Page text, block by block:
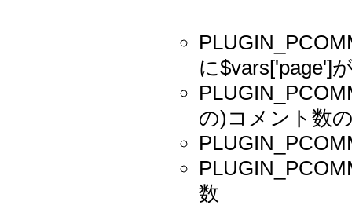
に$vars['page']
の)コメント数
数